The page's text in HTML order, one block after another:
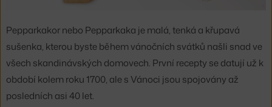
Pepparkakor nebo Pepparkaka je malá, tenká a křupavá
sušenka, kterou byste během vánočních svátků našli snad ve
všech skandinávských domovech. První recepty se datují už k
období kolem roku 1700, ale s Vánoci jsou spojovány až
posledních asi 40 let.